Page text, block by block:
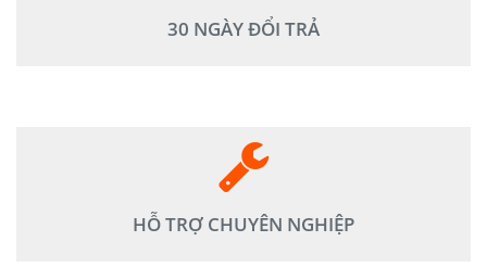
30 NGÀY ĐỔI TRẢ
HỖ TRỢ CHUYÊN NGHIỆP
Giao hàng, cài đặt, hướng dẫn sử dụng trong vòng 02-
04h tận nơi hoặc online.